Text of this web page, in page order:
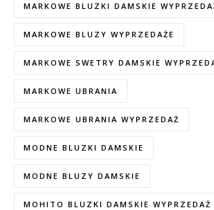
MARKOWE BLUZKI DAMSKIE
MARKOWE BLUZY WYPRZEDAŻE
MARKOWE SWETRY DAMSKIE
MARKOWE UBRANIA
MARKOWE UBRANIA WYPRZEDAŻ
MODNE BLUZKI DAMSKIE
MODNE BLUZY DAMSKIE
MOHITO BLUZKI DAMSKIE WYPRZEDAŻ